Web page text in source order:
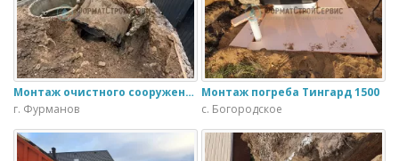
Монтаж очистного сооружения Тверь - 1.1ПН в загородном доме
г. Фурманов
Монтаж погреба Тингард 1500
с. Богородское